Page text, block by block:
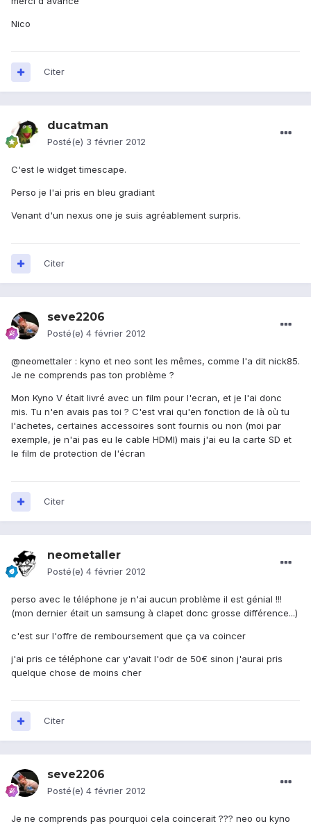
Nico
Citer
ducatman
Posté(e) 3 février 2012
C'est le widget timescape.
Perso je l'ai pris en bleu gradiant
Venant d'un nexus one je suis agréablement surpris.
Citer
seve2206
Posté(e) 4 février 2012
@neomettaler : kyno et neo sont les mêmes, comme l'a dit nick85.
Je ne comprends pas ton problème ?
Mon Kyno V était livré avec un film pour l'ecran, et je l'ai donc
mis. Tu n'en avais pas toi ? C'est vrai qu'en fonction de là où tu
l'achetes, certaines accessoires sont fournis ou non (moi par
exemple, je n'ai pas eu le cable HDMI) mais j'ai eu la carte SD et
le film de protection de l'écran
Citer
neometaller
Posté(e) 4 février 2012
perso avec le téléphone je n'ai aucun problème il est génial !!!
(mon dernier était un samsung à clapet donc grosse différence...)
c'est sur l'offre de remboursement que ça va coincer
j'ai pris ce téléphone car y'avait l'odr de 50€ sinon j'aurai pris
quelque chose de moins cher
Citer
seve2206
Posté(e) 4 février 2012
Je ne comprends pas pourquoi cela coincerait ??? neo ou kyno